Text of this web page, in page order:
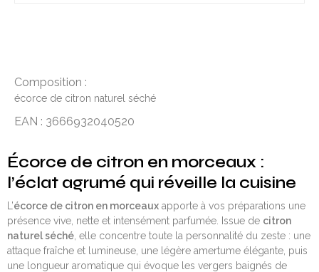
Composition :
écorce de citron naturel séché
EAN : 3666932040520
Écorce de citron en morceaux :
l’éclat agrumé qui réveille la cuisine
L’écorce de citron en morceaux apporte à vos préparations une
présence vive, nette et intensément parfumée. Issue de citron
naturel séché , elle concentre toute la personnalité du zeste : une
attaque fraîche et lumineuse, une légère amertume élégante, puis
une longueur aromatique qui évoque les vergers baignés de